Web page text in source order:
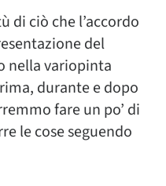
di ciò che l’accordo
del
nella variopinta
durante e dopo
fare un po’ di
le cose seguendo